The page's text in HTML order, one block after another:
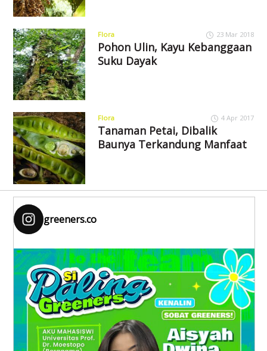
Flora 23 Mar 2018
Pohon Ulin, Kayu Kebanggaan
Suku Dayak
Flora 4 Apr 2017
Tanaman Petai, Dibalik
Baunya Terkandung Manfaat
greeners.co